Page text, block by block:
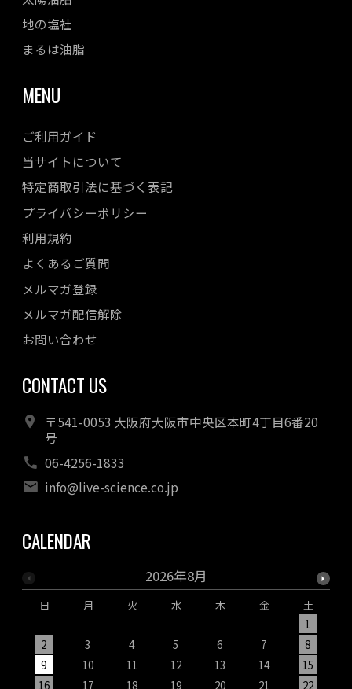
地の塩社
まるは油脂
MENU
ご利用ガイド
当サイトについて
特定商取引法に基づく表記
プライバシーポリシー
利用規約
よくあるご質問
メルマガ登録
メルマガ配信解除
お問い合わせ
CONTACT US
〒541-0053 大阪府大阪市中央区本町4丁目6番20
号
06-4256-1833
info@live-science.co.jp
CALENDAR
2026年8月
日 月 火 水 木 金
土
1
2
3 4 5 6 7
8
9
10 11 12 13 14
15
16
17 18 19 20 21 22